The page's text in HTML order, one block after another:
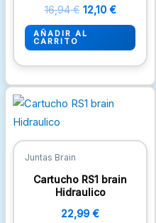
16,94€ 12,10 €
AÑADIR AL
CARRITO
Juntas Brain
Cartucho RS1 brain
Hidraulico
22,99 €